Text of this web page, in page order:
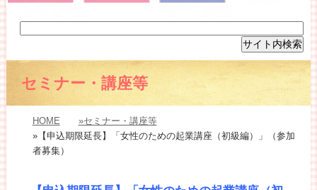
セミナー・講座等
HOME
»セミナー・講座等
»【申込期限延長】「女性のための起業講座（初級編）」（参加
者募集）